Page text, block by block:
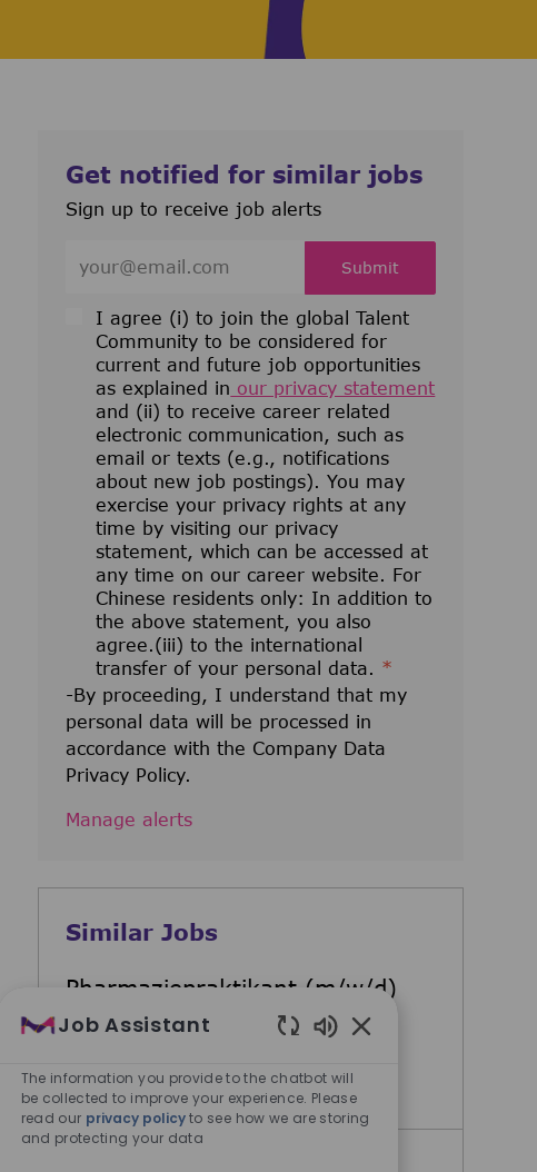
Get notified for similar jobs
Sign up to receive job alerts
I agree (i) to join the global Talent
Community to be considered for
current and future job opportunities
as explained in our privacy statement
and (ii) to receive career related
electronic communication, such as
email or texts (e.g., notifications
about new job postings). You may
exercise your privacy rights at any
time by visiting our privacy
statement, which can be accessed at
any time on our career website. For
Chinese residents only: In addition to
the above statement, you also
agree.(iii) to the international
transfer of your personal data. *
-By proceeding, I understand that my
personal data will be processed in
accordance with the Company Data
Privacy Policy.
Submit
Manage alerts
Similar Jobs
Pharmaziepraktikant (m/w/d)
Darmstadt, Hessen, Germany
Apply NowPharmaziepraktikant (m/w/d)
Job Assistant
The information you provide to the chatbot will
be collected to improve your experience. Please
read our privacy policyto see how we are storing
and protecting your data